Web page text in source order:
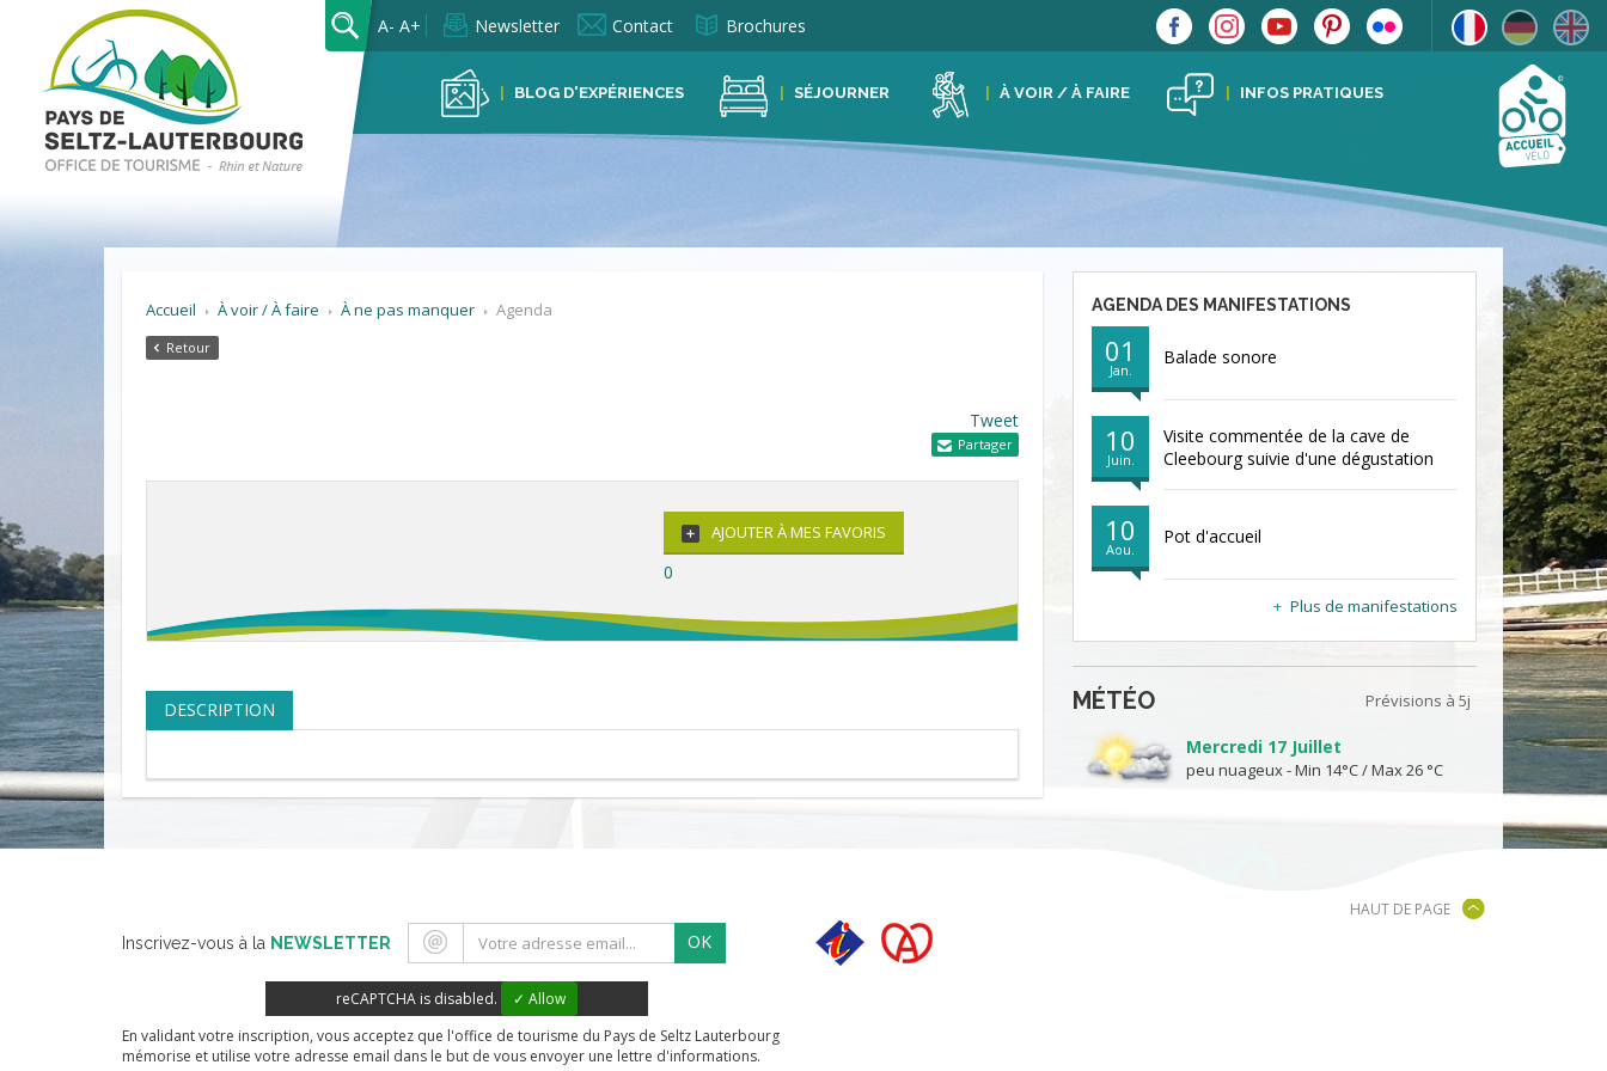
OK
A- A+ Newsletter Contact Brochures
BLOG D'EXPÉRIENCES SÉJOURNER À VOIR / À FAIRE INFOS PRATIQUES
Accueil À voir / À faire À ne pas manquer Agenda
Retour
Tweet
Partager
AJOUTER À MES FAVORIS
0
DESCRIPTION
AGENDA DES MANIFESTATIONS
01
Jan.
Balade sonore
10
Juin.
Visite commentée de la cave de
Cleebourg suivie d'une dégustation
10
Aou.
Pot d'accueil
Plus de manifestations
MÉTÉO Prévisions à 5j
Mercredi 17 Juillet
peu nuageux - Min 14°C / Max 26 °C
Inscrivez-vous à la NEWSLETTER OK
reCAPTCHA is disabled.
✓ Allow
En validant votre inscription, vous acceptez que l'office de tourisme du Pays de Seltz Lauterbourg
mémorise et utilise votre adresse email dans le but de vous envoyer une lettre d'informations.
HAUT DE PAGE